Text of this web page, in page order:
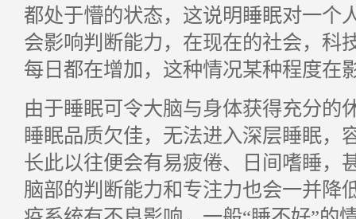
都处于懵的状态，这说明睡眠对一个
会影响判断能力，在现在的社会，科
每日都在增加，这种情况某种程度在
由于睡眠可令大脑与身体获得充分的
睡眠品质欠佳，无法进入深层睡眠，
长此以往便会有易疲倦、日间嗜睡，
脑部的判断能力和专注力也会一并降